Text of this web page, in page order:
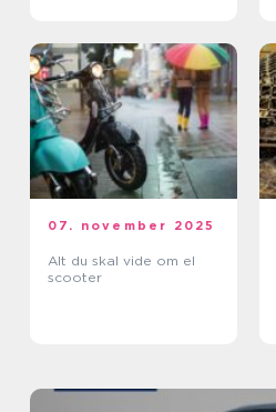
07. november 2025
Alt du skal vide om el
scooter